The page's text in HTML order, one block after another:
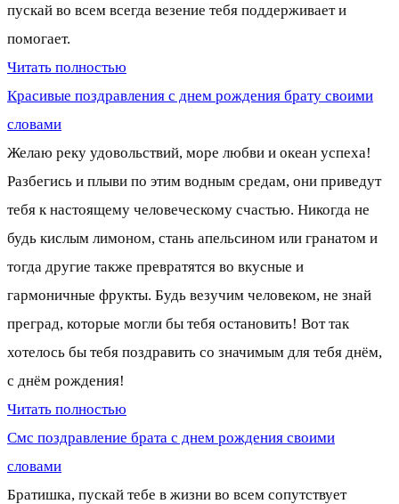
пускай во всем всегда везение тебя поддерживает и
помогает.
Читать полностью
Красивые поздравления с днем рождения брату своими
словами
Желаю реку удовольствий, море любви и океан успеха!
Разбегись и плыви по этим водным средам, они приведут
тебя к настоящему человеческому счастью. Никогда не
будь кислым лимоном, стань апельсином или гранатом и
тогда другие также превратятся во вкусные и
гармоничные фрукты. Будь везучим человеком, не знай
преград, которые могли бы тебя остановить! Вот так
хотелось бы тебя поздравить со значимым для тебя днём,
с днём рождения!
Читать полностью
Смс поздравление брата с днем рождения своими
словами
Братишка, пускай тебе в жизни во всем сопутствует